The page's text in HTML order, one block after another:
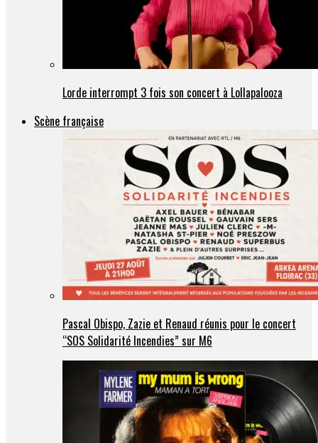
Lorde interrompt 3 fois son concert à Lollapalooza
Scène française
Pascal Obispo, Zazie et Renaud réunis pour le concert
“SOS Solidarité Incendies” sur M6